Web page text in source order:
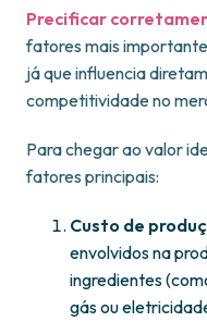
Precificar
fatores mais
já que influencia
competitividade no
Para chegar ao valor
fatores principais:
Custo de
envolvidos na
ingredientes
gás ou